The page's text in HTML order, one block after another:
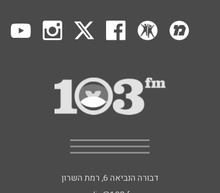
דבורה הנביאה 6, רמת השרון